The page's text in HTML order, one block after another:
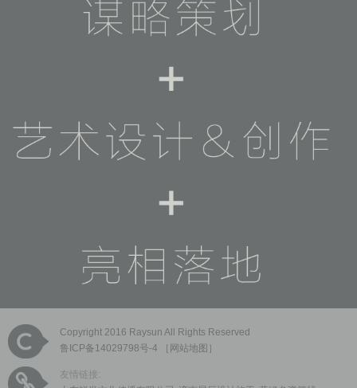
Copyright 2016 Raysun All Rights Reserved
鲁ICP备14029798号-4 ［ 网站地图 ］
友情链接: